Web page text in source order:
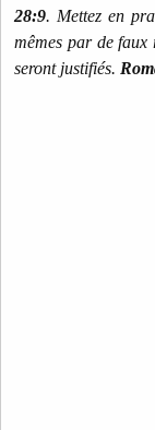
28:9. Mettez en
mêmes par de
seront justifiés.